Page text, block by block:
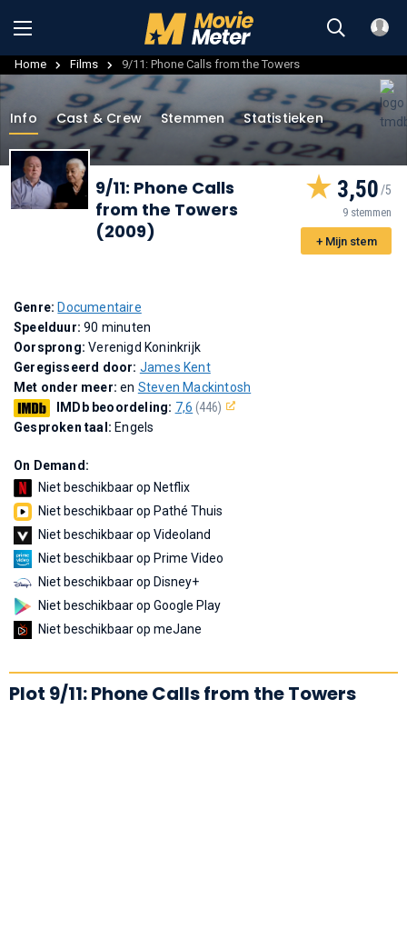
Home Films 9/11: Phone Calls from the Towers
Info Cast & Crew Stemmen Statistieken
9/11: Phone Calls
from the Towers
(2009)
3,50
9 stemmen
+ Mijn stem
Genre: Documentaire
Speelduur:90 minuten
Oorsprong:Verenigd Koninkrijk
Geregisseerd door: James Kent
Met onder meer:en Steven Mackintosh
IMDb beoordeling: 7,6 (446)
Gesproken taal: Engels
On Demand:
Niet beschikbaar op Netflix
Niet beschikbaar op Pathé Thuis
Niet beschikbaar op Videoland
Niet beschikbaar op Prime Video
Niet beschikbaar op Disney+
Niet beschikbaar op Google Play
Niet beschikbaar op meJane
Plot 9/11: Phone Calls from the Towers